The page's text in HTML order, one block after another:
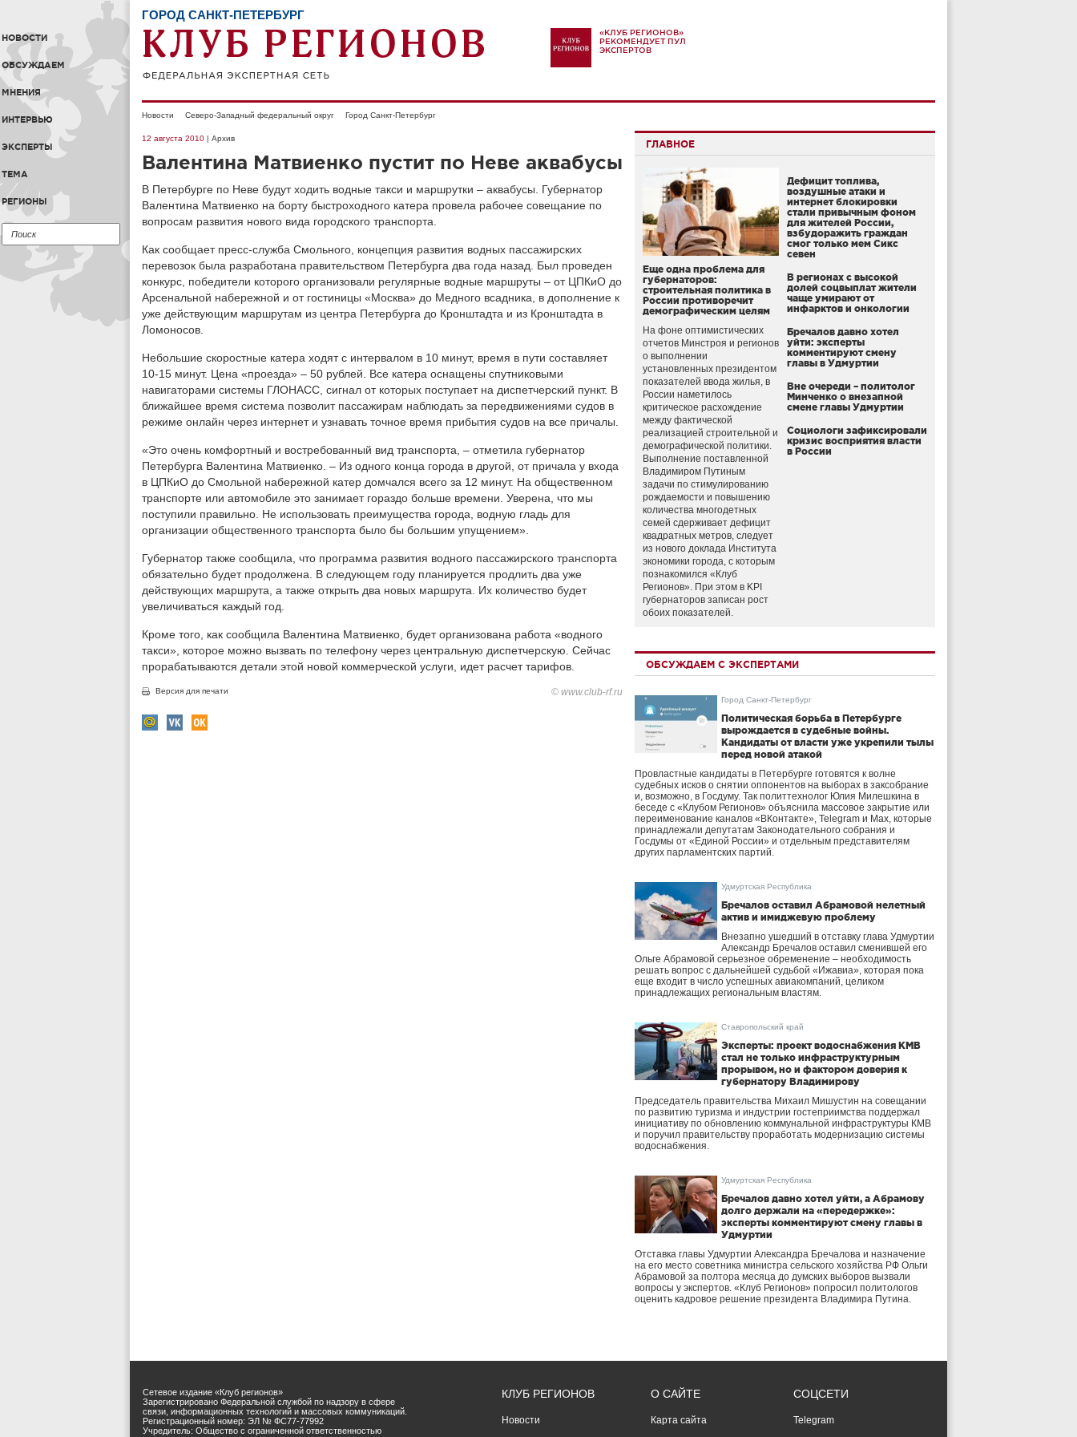
НОВОСТИ
ОБСУЖДАЕМ
МНЕНИЯ
ИНТЕРВЬЮ
ЭКСПЕРТЫ
ТЕМА
РЕГИОНЫ
ГОРОД САНКТ-ПЕТЕРБУРГ
«КЛУБ РЕГИОНОВ»
РЕКОМЕНДУЕТ ПУЛ
ЭКСПЕРТОВ
Новости Северо-Западный федеральный округ Город Санкт-Петербург
12 августа 2010 | Архив
Валентина Матвиенко пустит по Неве аквабусы
В Петербурге по Неве будут ходить водные такси и маршрутки – аквабусы. Губернатор
Валентина Матвиенко на борту быстроходного катера провела рабочее совещание по
вопросам развития нового вида городского транспорта.
Как сообщает пресс-служба Смольного, концепция развития водных пассажирских
перевозок была разработана правительством Петербурга два года назад. Был проведен
конкурс, победители которого организовали регулярные водные маршруты – от ЦПКиО до
Арсенальной набережной и от гостиницы «Москва» до Медного всадника, в дополнение к
уже действующим маршрутам из центра Петербурга до Кронштадта и из Кронштадта в
Ломоносов.
Небольшие скоростные катера ходят с интервалом в 10 минут, время в пути составляет
10-15 минут. Цена «проезда» – 50 рублей. Все катера оснащены спутниковыми
навигаторами системы ГЛОНАСС, сигнал от которых поступает на диспетчерский пункт. В
ближайшее время система позволит пассажирам наблюдать за передвижениями судов в
режиме онлайн через интернет и узнавать точное время прибытия судов на все причалы.
«Это очень комфортный и востребованный вид транспорта, – отметила губернатор
Петербурга Валентина Матвиенко. – Из одного конца города в другой, от причала у входа
в ЦПКиО до Смольной набережной катер домчался всего за 12 минут. На общественном
транспорте или автомобиле это занимает гораздо больше времени. Уверена, что мы
поступили правильно. Не использовать преимущества города, водную гладь для
организации общественного транспорта было бы большим упущением».
Губернатор также сообщила, что программа развития водного пассажирского транспорта
обязательно будет продолжена. В следующем году планируется продлить два уже
действующих маршрута, а также открыть два новых маршрута. Их количество будет
увеличиваться каждый год.
Кроме того, как сообщила Валентина Матвиенко, будет организована работа «водного
такси», которое можно вызвать по телефону через центральную диспетчерскую. Сейчас
прорабатываются детали этой новой коммерческой услуги, идет расчет тарифов.
Версия для печати © www.club-rf.ru
ГЛАВНОЕ
Еще одна проблема для
губернаторов:
строительная политика в
России противоречит
демографическим целям
На фоне оптимистических
отчетов Минстроя и регионов
о выполнении
установленных президентом
показателей ввода жилья, в
России наметилось
критическое расхождение
между фактической
реализацией строительной и
демографической политики.
Выполнение поставленной
Владимиром Путиным
задачи по стимулированию
рождаемости и повышению
количества многодетных
семей сдерживает дефицит
квадратных метров, следует
из нового доклада Института
экономики города, с которым
познакомился «Клуб
Регионов». При этом в KPI
губернаторов записан рост
обоих показателей.
Дефицит топлива,
воздушные атаки и
интернет блокировки
стали привычным фоном
для жителей России,
взбудоражить граждан
смог только мем Сикс
севен
В регионах с высокой
долей соцвыплат жители
чаще умирают от
инфарктов и онкологии
Бречалов давно хотел
уйти: эксперты
комментируют смену
главы в Удмуртии
Вне очереди – политолог
Минченко о внезапной
смене главы Удмуртии
Социологи зафиксировали
кризис восприятия власти
в России
ОБСУЖДАЕМ С ЭКСПЕРТАМИ
Город Санкт-Петербург
Политическая борьба в Петербурге
вырождается в судебные войны.
Кандидаты от власти уже укрепили тылы
перед новой атакой
Провластные кандидаты в Петербурге готовятся к волне
судебных исков о снятии оппонентов на выборах в заксобрание
и, возможно, в Госдуму. Так политтехнолог Юлия Милешкина в
беседе с «Клубом Регионов» объяснила массовое закрытие или
переименование каналов «ВКонтакте», Telegram и Max, которые
принадлежали депутатам Законодательного собрания и
Госдумы от «Единой России» и отдельным представителям
других парламентских партий.
Удмуртская Республика
Бречалов оставил Абрамовой нелетный
актив и имиджевую проблему
Внезапно ушедший в отставку глава Удмуртии
Александр Бречалов оставил сменившей его
Ольге Абрамовой серьезное обременение – необходимость
решать вопрос с дальнейшей судьбой «Ижавиа», которая пока
еще входит в число успешных авиакомпаний, целиком
принадлежащих региональным властям.
Ставропольский край
Эксперты: проект водоснабжения КМВ
стал не только инфраструктурным
прорывом, но и фактором доверия к
губернатору Владимирову
Председатель правительства Михаил Мишустин на совещании
по развитию туризма и индустрии гостеприимства поддержал
инициативу по обновлению коммунальной инфраструктуры КМВ
и поручил правительству проработать модернизацию системы
водоснабжения.
Удмуртская Республика
Бречалов давно хотел уйти, а Абрамову
долго держали на «передержке»:
эксперты комментируют смену главы в
Удмуртии
Отставка главы Удмуртии Александра Бречалова и назначение
на его место советника министра сельского хозяйства РФ Ольги
Абрамовой за полтора месяца до думских выборов вызвали
вопросы у экспертов. «Клуб Регионов» попросил политологов
оценить кадровое решение президента Владимира Путина.
Сетевое издание «Клуб регионов»
Зарегистрировано Федеральной службой по надзору в сфере
связи, информационных технологий и массовых коммуникаций.
Регистрационный номер: ЭЛ № ФС77-77992
Учредитель: Общество с ограниченной ответственностью
КЛУБ РЕГИОНОВ
Новости
О САЙТЕ
Карта сайта
СОЦСЕТИ
Telegram